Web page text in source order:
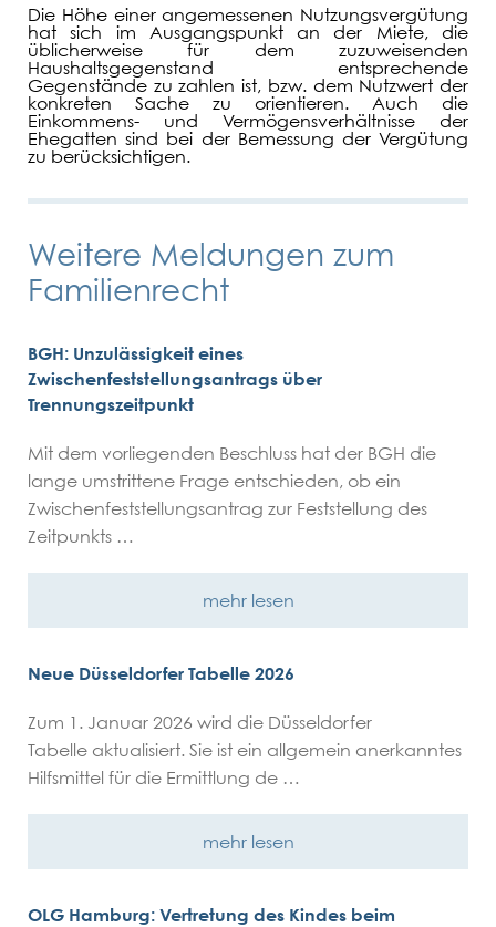
Inkassorecht
Staatsangehörigkeitsrecht
Kosten/FAQ
FAQ
Kontakt
Familienrecht
Hamburg Altona
Datenschutz
Die Höhe einer angemessenen Nutzungsvergütung
hat sich im Ausgangspunkt an der Miete, die
üblicherweise für dem zuzuweisenden
Haushaltsgegenstand entsprechende
Gegenstände zu zahlen ist, bzw. dem Nutzwert der
konkreten Sache zu orientieren. Auch die
Einkommens- und Vermögensverhältnisse der
Ehegatten sind bei der Bemessung der Vergütung
zu berücksichtigen.
Weitere Meldungen zum
Familienrecht
BGH: Unzulässigkeit eines
Zwischenfeststellungsantrags über
Trennungszeitpunkt
Mit dem vorliegenden Beschluss hat der BGH die
lange umstrittene Frage entschieden, ob ein
Zwischenfeststellungsantrag zur Feststellung des
Zeitpunkts …
mehr lesen
Neue Düsseldorfer Tabelle 2026
Zum 1. Januar 2026 wird die Düsseldorfer
Tabelle aktualisiert. Sie ist ein allgemein anerkanntes
Hilfsmittel für die Ermittlung de …
mehr lesen
OLG Hamburg: Vertretung des Kindes beim